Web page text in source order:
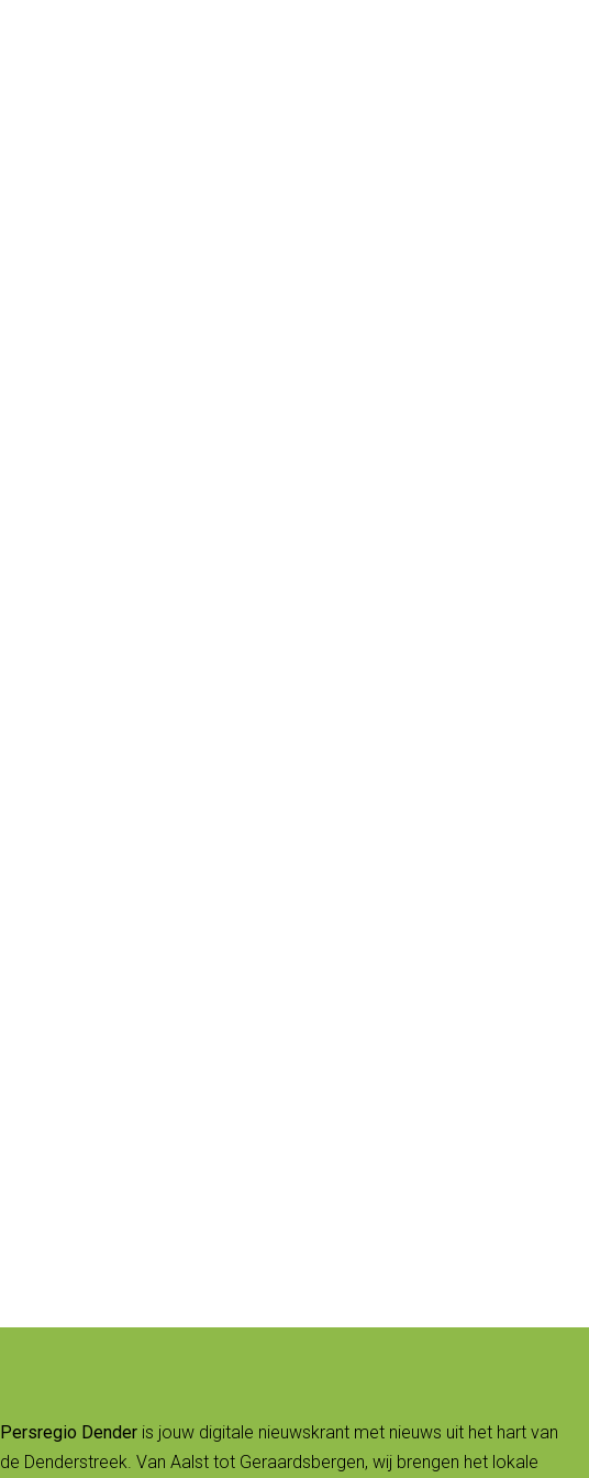
Persregio Dender is jouw digitale nieuwskrant met nieuws uit het hart van
de Denderstreek. Van Aalst tot Geraardsbergen, wij brengen het lokale